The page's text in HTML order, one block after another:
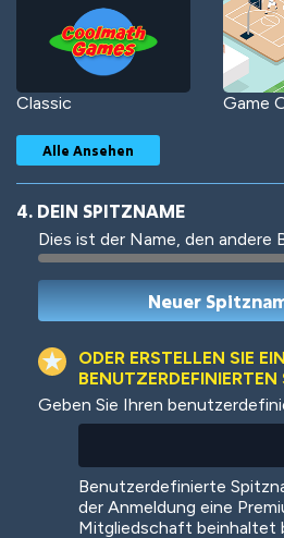
Classic Game
Woof Jungle
Colorful
Alle Ansehen
4. DEIN SPITZNAME
Dies ist der Name, den andere
ODER ERSTELLEN SIE
Geben Sie Ihren
Benutzerdefinierte
der Anmeldung eine
Mitgliedschaft beinhaltet